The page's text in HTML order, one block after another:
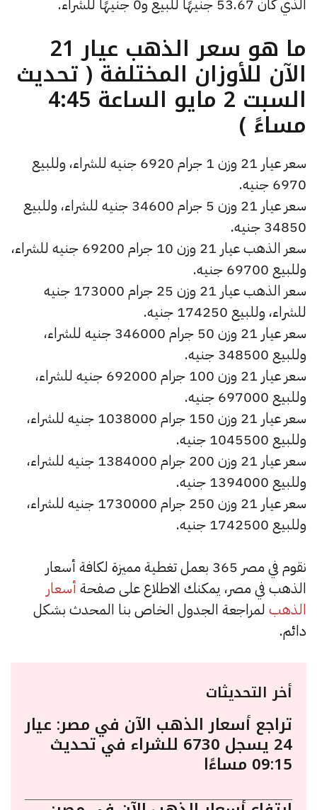
ما هو سعر الذهب عيار 21
الآن للأوزان المختلفة ( تحديث
السبت 2 مايو الساعة 4:45
مساءً )
سعر عيار 21 وزن 1 جرام 6920 جنيه للشراء، وللبيع
6970 جنيه.
سعر عيار 21 وزن 5 جرام 34600 جنيه للشراء، وللبيع
34850 جنيه.
سعر الذهب عيار 21 وزن 10 جرام 69200 جنيه للشراء،
وللبيع 69700 جنيه.
سعر الذهب عيار 21 وزن 25 جرام 173000 جنيه
للشراء، وللبيع 174250 جنيه.
سعر عيار 21 وزن 50 جرام 346000 جنيه للشراء،
وللبيع 348500 جنيه.
سعر عيار 21 وزن 100 جرام 692000 جنيه للشراء،
وللبيع 697000 جنيه.
سعر عيار 21 وزن 150 جرام 1038000 جنيه للشراء،
وللبيع 1045500 جنيه.
سعر عيار 21 وزن 200 جرام 1384000 جنيه للشراء،
وللبيع 1394000 جنيه.
سعر عيار 21 وزن 250 جرام 1730000 جنيه للشراء،
وللبيع 1742500 جنيه.
نقوم في مصر 365 بعمل تغطية مميزة لكافة أسعار
الذهب في مصر، يمكنك الاطلاع على صفحة أسعار
الذهب لمراجعة الجدول الخاص بنا المحدث بشكل
دائم.
أخر التحديثات
تراجع أسعار الذهب الآن في مصر: عيار
24 يسجل 6730 للشراء في تحديث
09:15 مساءًا